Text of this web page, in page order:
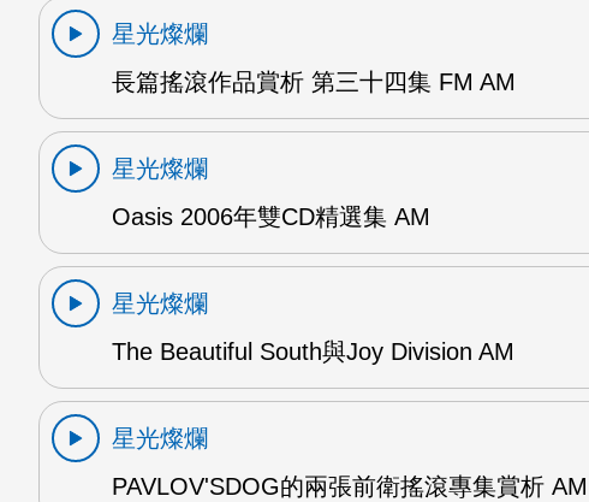
星光燦爛
長篇搖滾作品賞析 第三十四集 FM AM
星光燦爛
Oasis 2006年雙CD精選集 AM
星光燦爛
The Beautiful South與Joy Division AM
星光燦爛
PAVLOV'SDOG的兩張前衛搖滾專集賞析 AM